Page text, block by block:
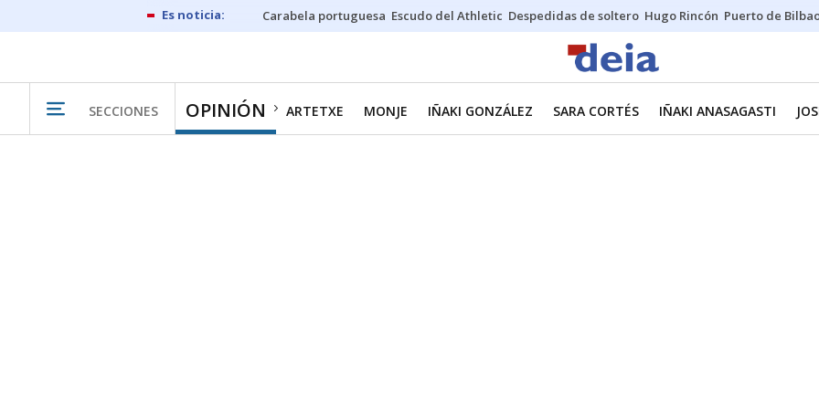
Carabela portuguesa Escudo del Athletic Despedidas de soltero Hugo Rincón Puerto de
SECCIONES OPINIÓN ARTETXE MONJE IÑAKI GONZÁLEZ SARA CORTÉS IÑAKI ANASAGASTI